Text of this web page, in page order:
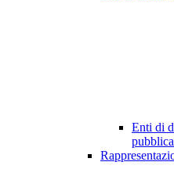
Enti di